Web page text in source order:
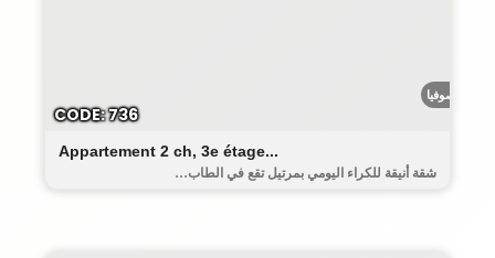
رياض صوفيا
Appartement 2 ch, 3e étage...
شقة أنيقة للكراء اليومي بمرتيل تقع في الطاب...
CODE: 736